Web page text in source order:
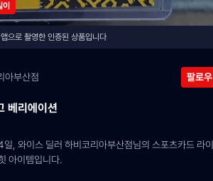
으로 촬영한 인증된 상품입니다
아부산점 팔로우
베리에이션
, 와이스 딜러 하비코리아부산점님의 스포츠카드 라이
아이템입니다.